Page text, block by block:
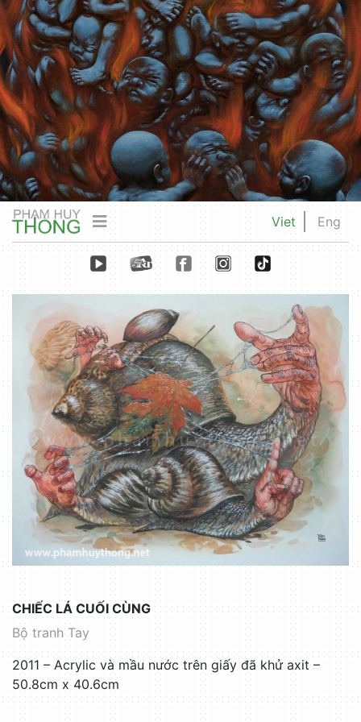
Viet Eng
CHIẾC LÁ CUỐI CÙNG
Bộ tranh Tay
2011 – Acrylic và mầu nước trên giấy đã khử axit –
50.8cm x 40.6cm